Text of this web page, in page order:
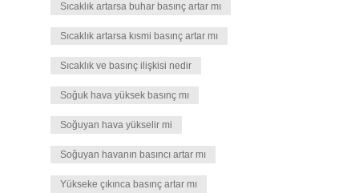
Sıcaklık artarsa buhar basınç artar mı
Sıcaklık artarsa kısmi basınç artar mı
Sıcaklık ve basınç ilişkisi nedir
Soğuk hava yüksek basınç mı
Soğuyan hava yükselir mi
Soğuyan havanın basıncı artar mı
Yükseke çıkınca basınç artar mı